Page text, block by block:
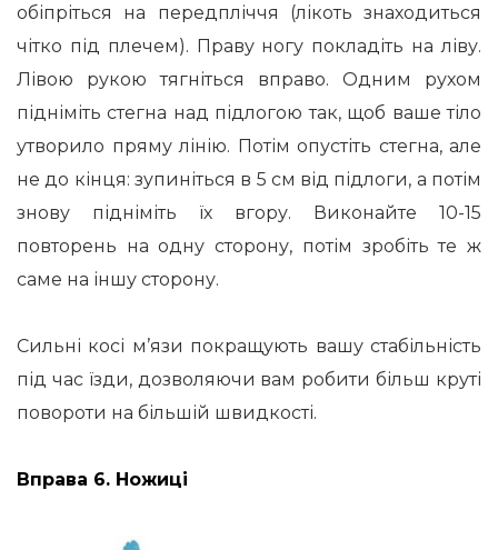
обіпріться на передпліччя (лікоть знаходиться
чітко під плечем). Праву ногу покладіть на ліву.
Лівою рукою тягніться вправо. Одним рухом
підніміть стегна над підлогою так, щоб ваше тіло
утворило пряму лінію. Потім опустіть стегна, але
не до кінця: зупиніться в 5 см від підлоги, а потім
знову підніміть їх вгору. Виконайте 10-15
повторень на одну сторону, потім зробіть те ж
саме на іншу сторону.
Сильні косі м’язи покращують вашу стабільність
під час їзди, дозволяючи вам робити більш круті
повороти на більшій швидкості.
Вправа 6. Ножиці